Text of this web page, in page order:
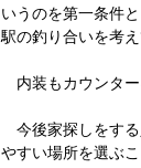
いうのを第一条件
駅の釣り合いを考
内装もカウンター
今後家探しをする
やすい場所を選ぶ